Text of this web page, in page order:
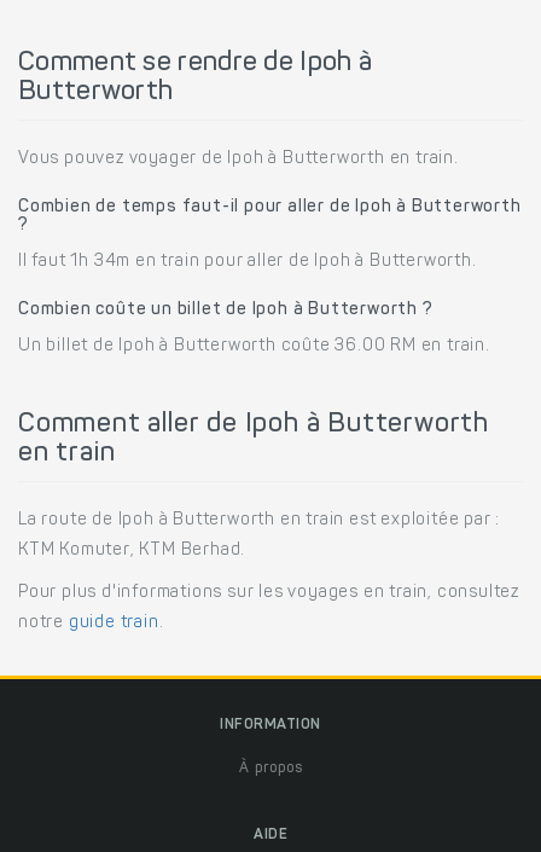
Comment se rendre de Ipoh à
Butterworth
Vous pouvez voyager de Ipoh à Butterworth en train.
Combien de temps faut-il pour aller de Ipoh à Butterworth
?
Il faut 1h 34m en train pour aller de Ipoh à Butterworth.
Combien coûte un billet de Ipoh à Butterworth ?
Un billet de Ipoh à Butterworth coûte 36.00 RM en train.
Comment aller de Ipoh à Butterworth
en train
La route de Ipoh à Butterworth en train est exploitée par :
KTM Komuter, KTM Berhad.
Pour plus d'informations sur les voyages en train, consultez
notre guide train .
INFORMATION
À propos
AIDE